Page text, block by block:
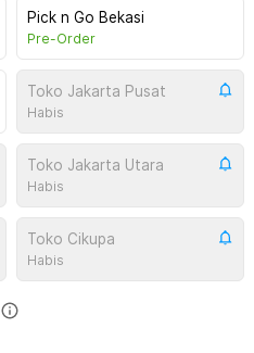
Pick n Go Bekasi
Pre-Order
Toko Jakarta Pusat
Habis
Toko Jakarta Utara
Habis
Toko Cikupa
Habis